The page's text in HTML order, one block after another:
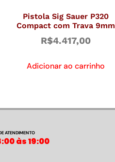
Pistola Sig Sauer P320
Compact com Trava 9mm
R$4.417,00
Adicionar ao carrinho
ATENDIMENTO
às 19:00